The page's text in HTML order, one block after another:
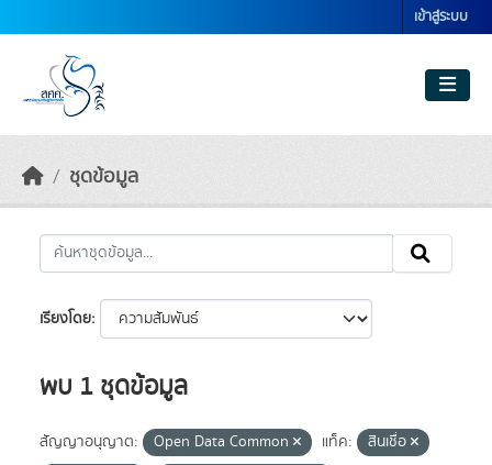
เข้าสู่ระบบ
ชุดข้อมูล
เรียงโดย
พบ 1 ชุดข้อมูล
สัญญาอนุญาต: Open Data Common แท็ค:
สินเชื่อ